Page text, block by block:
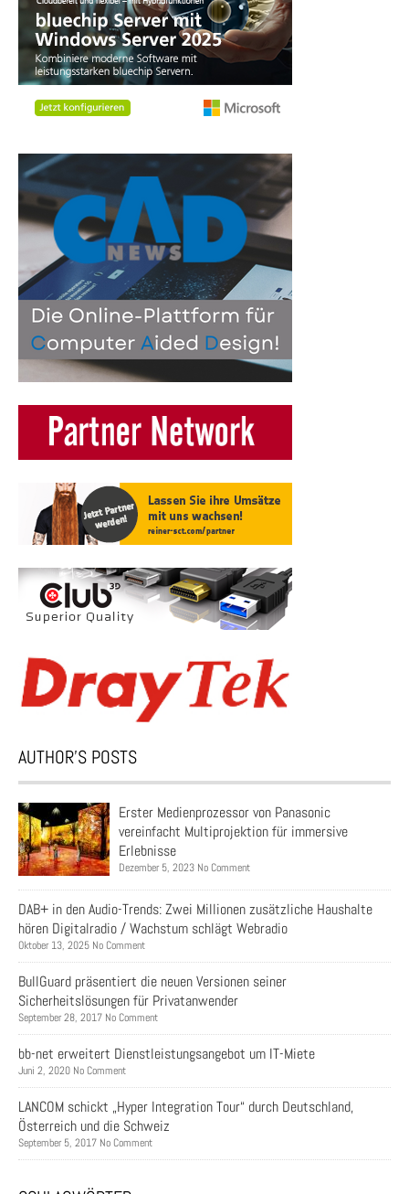
AUTHOR’S POSTS
Erster Medienprozessor von Panasonic
vereinfacht Multiprojektion für immersive
Erlebnisse
Dezember 5, 2023 No Comment
DAB+ in den Audio-Trends: Zwei Millionen zusätzliche Haushalte
hören Digitalradio / Wachstum schlägt Webradio
Oktober 13, 2025 No Comment
BullGuard präsentiert die neuen Versionen seiner
Sicherheitslösungen für Privatanwender
September 28, 2017 No Comment
bb-net erweitert Dienstleistungsangebot um IT-Miete
Juni 2, 2020 No Comment
LANCOM schickt „Hyper Integration Tour“ durch Deutschland,
Österreich und die Schweiz
September 5, 2017 No Comment